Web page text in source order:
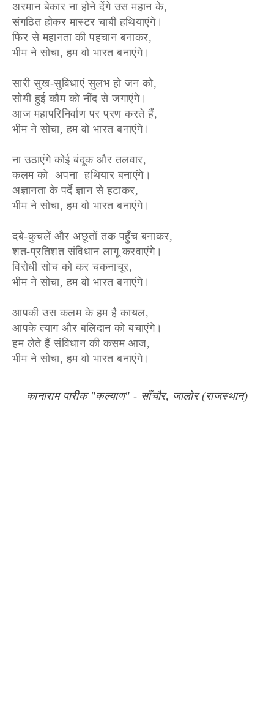
अरमान बेकार ना होने देंगे उस महान के,
संगठित होकर मास्टर चाबी हथियाएंगे।
फिर से महानता की पहचान बनाकर,
भीम ने सोचा, हम वो भारत बनाएंगे।
सारी सुख-सुविधाएं सुलभ हो जन को,
सोयी हुई कौम को नींद से जगाएंगे।
आज महापरिनिर्वाण पर प्रण करते हैं,
भीम ने सोचा, हम वो भारत बनाएंगे।
ना उठाएंगे कोई बंदूक और तलवार,
कलम को अपना हथियार बनाएंगे।
अज्ञानता के पर्दे ज्ञान से हटाकर,
भीम ने सोचा, हम वो भारत बनाएंगे।
दबे-कुचलें और अछूतों तक पहुँच बनाकर,
शत-प्रतिशत संविधान लागू करवाएंगे।
विरोधी सोच को कर चकनाचूर,
भीम ने सोचा, हम वो भारत बनाएंगे।
आपकी उस कलम के हम है कायल,
आपके त्याग और बलिदान को बचाएंगे।
हम लेते हैं संविधान की कसम आज,
भीम ने सोचा, हम वो भारत बनाएंगे।
कानाराम पारीक "कल्याण" - साँचौर, जालोर (राजस्थान)